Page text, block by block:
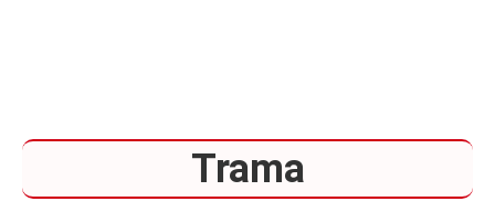
Trama